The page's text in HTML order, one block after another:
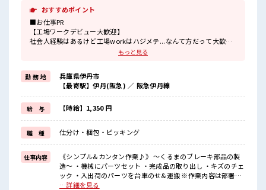
おすすめポイント
■お仕事PR
【工場ワークデビュー大歓迎】
社会人経験はあるけど工場workはハジメテ...なんて方だって大歓迎
【住まい情報】
寮費は「無料」◎その分ガンガン貯金ができちゃう？
お部屋はプライベートバッチリな「ワンルーム」♪
さらにテレビ・冷暖房・洗濯機・エアコン・電子レンジは備え付
け！
寮の周辺にはコンビニや飲食店・商業施設もあり便利☆
赴任時は現地までの移動交通費支給！
【正社員登用制度あり】正社員登用の実績があるので「正社員」を
目指せるやりがいのある職場！
■職場の雰囲気
女性スタッフさんから「働きやすい」と太鼓判を頂いています！
もっと見る
勤 務 地
兵庫県伊丹市
【最寄駅】伊丹(阪急) ／ 阪急伊丹線
給 与 【時給】1,350 円
職 種 仕分け・梱包・ピッキング
仕事内容
《シンプル&カンタン作業♪》 ～くるまのブレーキ部品の製
造～ ・機械にパーツセット ・完成品の取り出し ・キズのチェ
ック ・入出荷のパーツを台車のせ&運搬 ※作業内容は部署に
よる ※寮アリのお仕事！一人暮らしスタートにもピッタリ♪
…詳細を見る